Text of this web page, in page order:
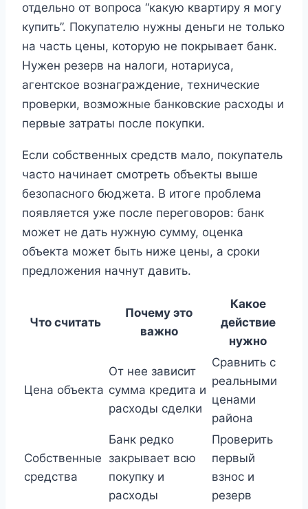
отдельно от вопроса “какую квартиру я могу
купить”. Покупателю нужны деньги не только
на часть цены, которую не покрывает банк.
Нужен резерв на налоги, нотариуса,
агентское вознаграждение, технические
проверки, возможные банковские расходы и
первые затраты после покупки.
Если собственных средств мало, покупатель
часто начинает смотреть объекты выше
безопасного бюджета. В итоге проблема
появляется уже после переговоров: банк
может не дать нужную сумму, оценка
объекта может быть ниже цены, а сроки
предложения начнут давить.
Что считать
Почему это
важно
Какое
действие
нужно
Цена объекта
От нее зависит
сумма кредита и
расходы сделки
Сравнить с
реальными
ценами
района
Собственные
средства
Банк редко
закрывает всю
покупку и
расходы
Проверить
первый
взнос и
резерв